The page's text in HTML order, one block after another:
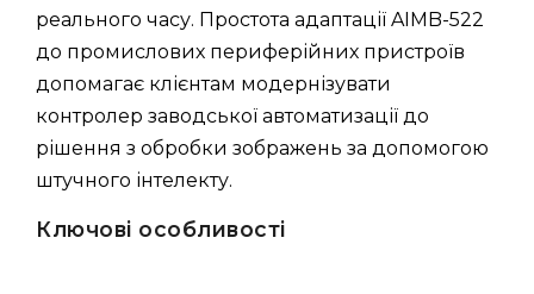
реального часу. Простота адаптації AIMB-522
до промислових периферійних пристроїв
допомагає клієнтам модернізувати
контролер заводської автоматизації до
рішення з обробки зображень за допомогою
штучного інтелекту.
Ключові особливості